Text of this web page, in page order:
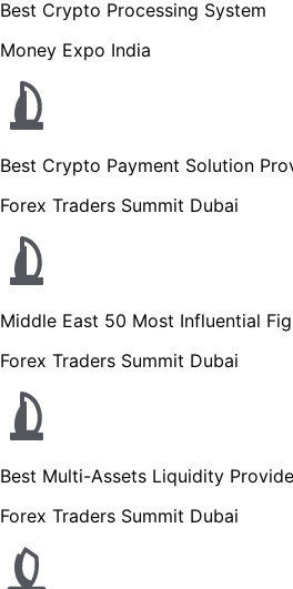
Best Crypto Processing System
Money Expo India
Best Crypto Payment Solution
Forex Traders Summit Dubai
Middle East 50 Most Influential
Forex Traders Summit Dubai
Best Multi-Assets Liquidity
Forex Traders Summit Dubai